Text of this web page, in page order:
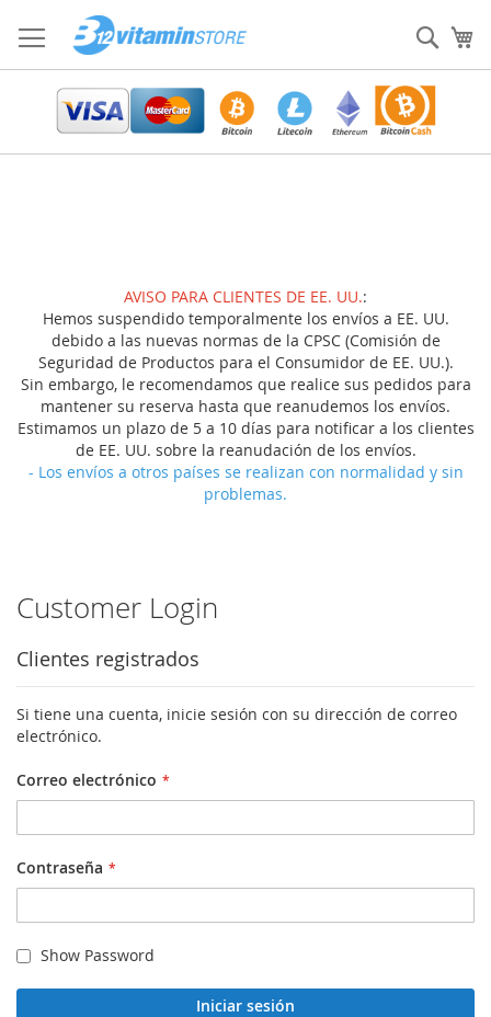
al
contenido
AVISO PARA CLIENTES DE EE. UU.:
Hemos suspendido temporalmente los envíos a EE. UU.
debido a las nuevas normas de la CPSC (Comisión de
Seguridad de Productos para el Consumidor de EE. UU.).
Sin embargo, le recomendamos que realice sus pedidos para
mantener su reserva hasta que reanudemos los envíos.
Estimamos un plazo de 5 a 10 días para notificar a los clientes
de EE. UU. sobre la reanudación de los envíos.
- Los envíos a otros países se realizan con normalidad y sin
problemas.
Customer Login
Clientes registrados
Si tiene una cuenta, inicie sesión con su dirección de correo
electrónico.
Correo electrónico
Contraseña
Show Password
Iniciar sesión